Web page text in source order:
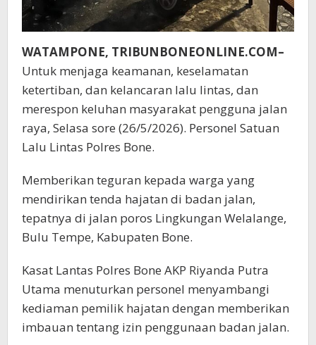
WATAMPONE, TRIBUNBONEONLINE.COM–
Untuk menjaga keamanan, keselamatan
ketertiban, dan kelancaran lalu lintas, dan
merespon keluhan masyarakat pengguna jalan
raya, Selasa sore (26/5/2026). Personel Satuan
Lalu Lintas Polres Bone.
Memberikan teguran kepada warga yang
mendirikan tenda hajatan di badan jalan,
tepatnya di jalan poros Lingkungan Welalange,
Bulu Tempe, Kabupaten Bone.
Kasat Lantas Polres Bone AKP Riyanda Putra
Utama menuturkan personel menyambangi
kediaman pemilik hajatan dengan memberikan
imbauan tentang izin penggunaan badan jalan.